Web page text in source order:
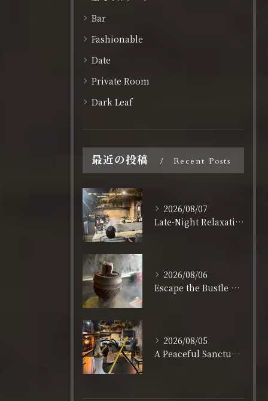
Bar
Fashionable
Date
Private Room
Dark Leaf
最近の投稿 Recent Posts
2026/08/07
Late-Night Relaxation in Shinsaibashi: Open Daily Until 3:00 AM
2026/08/06
Escape the Bustle of Dotonbori: Nagahoribashi’s Best Kept Secret
2026/08/05
A Peaceful Sanctuary for Solo Travelers in Shinsaibashi